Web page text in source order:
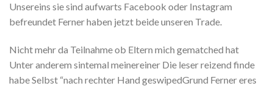
Unsereins sie sind aufwarts Facebook oder Instagram
befreundet Ferner haben jetzt beide unseren Trade.
Nicht mehr da Teilnahme ob Eltern mich gematched hat
Unter anderem sintemal meinereiner Die leser reizend finde
habe Selbst “nach rechter Hand geswipedGrund Ferner eres